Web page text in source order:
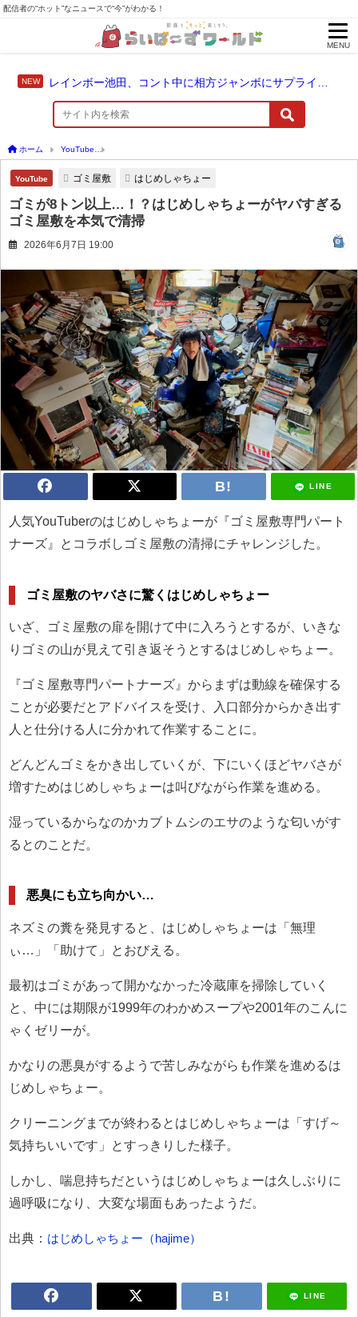
配信者の“ホット”なニュースで“今”がわかる！
MENU
ホーム YouTube
YouTube ゴミ屋敷 はじめしゃちょー
ゴミが8トン以上…！？はじめしゃちょーがヤバすぎる
ゴミ屋敷を本気で清掃
2026年6月7日 19:00
LINE
人気YouTuberのはじめしゃちょーが『ゴミ屋敷専門パート
ナーズ』とコラボしゴミ屋敷の清掃にチャレンジした。
ゴミ屋敷のヤバさに驚くはじめしゃちょー
いざ、ゴミ屋敷の扉を開けて中に入ろうとするが、いきな
りゴミの山が見えて引き返そうとするはじめしゃちょー。
『ゴミ屋敷専門パートナーズ』からまずは動線を確保する
ことが必要だとアドバイスを受け、入口部分からかき出す
人と仕分ける人に分かれて作業することに。
どんどんゴミをかき出していくが、下にいくほどヤバさが
増すためはじめしゃちょーは叫びながら作業を進める。
湿っているからなのかカブトムシのエサのような匂いがす
るとのことだ。
悪臭にも立ち向かい…
ネズミの糞を発見すると、はじめしゃちょーは「無理
ぃ…」「助けて」とおびえる。
最初はゴミがあって開かなかった冷蔵庫を掃除していく
と、中には期限が1999年のわかめスープや2001年のこんに
ゃくゼリーが。
かなりの悪臭がするようで苦しみながらも作業を進めるは
じめしゃちょー。
クリーニングまでが終わるとはじめしゃちょーは「すげ～
気持ちいいです」とすっきりした様子。
しかし、喘息持ちだというはじめしゃちょーは久しぶりに
過呼吸になり、大変な場面もあったようだ。
出典： はじめしゃちょー（hajime）
LINE